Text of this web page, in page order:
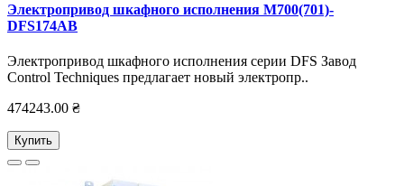
Электропривод шкафного исполнения M700(701)-
DFS174AB
Электропривод шкафного исполнения серии DFS Завод
Control Techniques предлагает новый электропр..
474243.00 ₴
Купить